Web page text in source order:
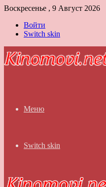
Воскресенье , 9 Август 2026
Войти
Switch skin
Меню
Switch skin